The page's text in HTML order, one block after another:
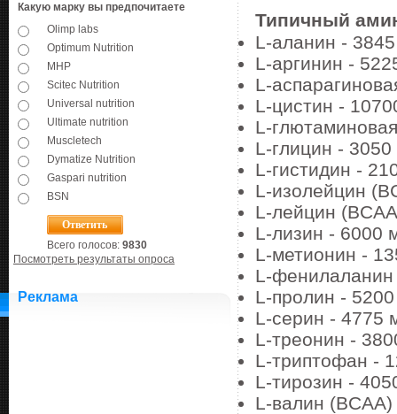
Какую марку вы предпочитаете
Olimp labs
Optimum Nutrition
MHP
Scitec Nutrition
Universal nutrition
Ultimate nutrition
Muscletech
Dymatize Nutrition
Gaspari nutrition
BSN
Всего голосов: 9830
Посмотреть результаты опроса
Реклама
Типичный
L-аланин -
L-аргинин -
L-
L-цистин -
L-
L-глицин - 3050
L-гистидин -
L-изолейцин
L-лейцин
L-лизин - 6000
L-метионин -
L-фенилаланин
L-пролин -
L-серин - 4775
L-треонин -
L-триптофан -
L-тирозин -
L-валин